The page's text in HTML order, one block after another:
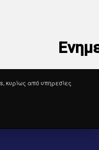
Εγγραφείτε στο
κυρίως από υπηρεσίες